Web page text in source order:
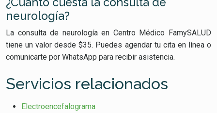
neurología?
La consulta de neurología en Centro Médico FamySALUD
tiene un valor desde $35. Puedes agendar tu cita en línea o
comunicarte por WhatsApp para recibir asistencia.
Servicios relacionados
Electroencefalograma